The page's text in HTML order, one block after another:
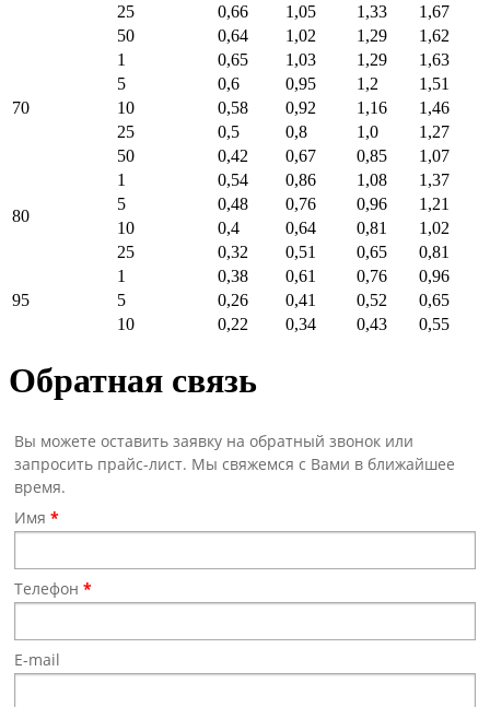
25
0,66 1,05 1,33
1,67
50
0,64 1,02 1,29 1,62
70
1 0,65 1,03 1,29
1,63
5
0,6 0,95 1,2
1,51
10
0,58 0,92 1,16
1,46
25
0,5 0,8 1,0
1,27
50
0,42 0,67 0,85 1,07
80
1 0,54 0,86 1,08
1,37
5
0,48 0,76 0,96
1,21
10
0,4 0,64 0,81
1,02
25
0,32 0,51 0,65 0,81
95
1 0,38 0,61 0,76
0,96
5
0,26 0,41 0,52
0,65
10
0,22 0,34 0,43 0,55
Обратная связь
Вы можете оставить заявку на обратный звонок или
запросить прайс-лист. Мы свяжемся с Вами в ближайшее
время.
Имя *
Телефон *
E-mail